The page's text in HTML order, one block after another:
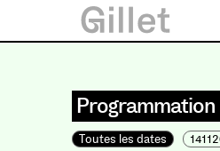
Programmation
Toutes les dates